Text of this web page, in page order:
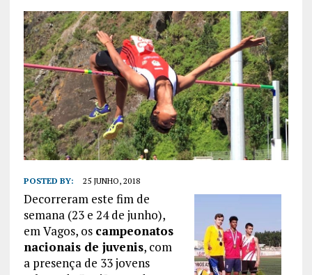
POSTED BY: 25 JUNHO, 2018
Decorreram este fim de
semana (23 e 24 de junho),
em Vagos, os campeonatos
nacionais de juvenis, com
a presença de 33 jovens